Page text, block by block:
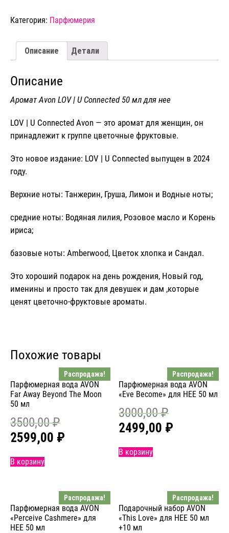
AVON
Connected"
НЕЕ
Категория: Парфюмерия
Описание Детали
Описание
Аромат Avon LOV | U Connected 50 мл для нее
LOV | U Connected Avon — это аромат для женщин, он
принадлежит к группе цветочные фруктовые.
Это новое издание: LOV | U Connected выпущен в 2024
году.
Верхние ноты: Танжерин, Груша, Лимон и Водные ноты;
средние ноты: Водяная лилия, Розовое масло и Корень
ириса;
базовые ноты: Amberwood, Цветок хлопка и Сандал.
Это хороший подарок на день рождения, Новый год,
именины и просто так для девушек и дам ,которые
ценят цветочно-фруктовые ароматы.
Похожие товары
Распродажа!
Парфюмерная вода AVON
Far Away Beyond The Moon
50 мл
3500,00₽
2599,00 ₽
В корзину
Распродажа!
Парфюмерная вода AVON
«Eve Become» для НЕЕ 50 мл
3000,00₽
2499,00 ₽
В корзину
Распродажа!
Парфюмерная вода AVON
«Perceive Cashmere» для
НЕЕ 50 мл
Распродажа!
Подарочный набор AVON
«This Love» для НЕЕ 50 мл
+10 мл